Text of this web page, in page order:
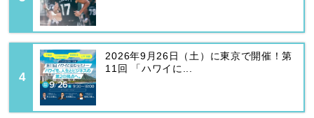
2026年9月26日（土）に東京で開催！第
11回 「ハワイに...